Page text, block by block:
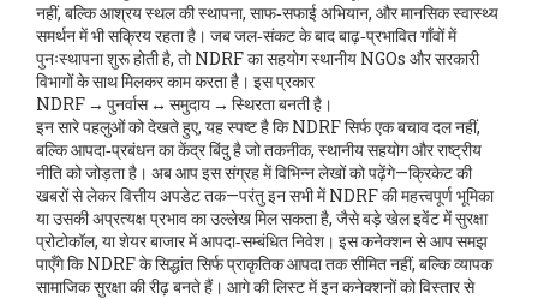
नहीं, बल्कि आश्रय स्थल की स्थापना, साफ‑सफाई अभियान, और मानसिक स्वास्थ्य
समर्थन में भी सक्रिय रहता है। जब जल‑संकट के बाद बाढ़‑प्रभावित गाँवों में
पुनःस्थापना शुरू होती है, तो NDRF का सहयोग स्थानीय NGOs और सरकारी
विभागों के साथ मिलकर काम करता है। इस प्रकार
NDRF → पुनर्वास ↔ समुदाय → स्थिरता बनती है।
इन सारे पहलुओं को देखते हुए, यह स्पष्ट है कि NDRF सिर्फ एक बचाव दल नहीं,
बल्कि आपदा‑प्रबंधन का केंद्र बिंदु है जो तकनीक, स्थानीय सहयोग और राष्ट्रीय
नीति को जोड़ता है। अब आप इस संग्रह में विभिन्न लेखों को पढ़ेंगे—क्रिकेट की
खबरों से लेकर वित्तीय अपडेट तक—परंतु इन सभी में NDRF की महत्त्वपूर्ण भूमिका
या उसकी अप्रत्यक्ष प्रभाव का उल्लेख मिल सकता है, जैसे बड़े खेल इवेंट में सुरक्षा
प्रोटोकॉल, या शेयर बाजार में आपदा‑सम्बंधित निवेश। इस कनेक्शन से आप समझ
पाएँगे कि NDRF के सिद्धांत सिर्फ प्राकृतिक आपदा तक सीमित नहीं, बल्कि व्यापक
सामाजिक सुरक्षा की रीढ़ बनते हैं। आगे की लिस्ट में इन कनेक्शनों को विस्तार से